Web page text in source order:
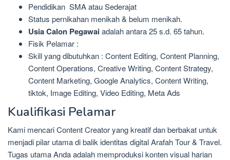
Pendidikan SMA atau Sederajat
Status pernikahan menikah & belum menikah.
Usia Calon Pegawaiadalah antara 25 s.d. 65 tahun.
Fisik Pelamar :
Skill yang dibutuhkan : Content Editing, Content Planning,
Content Operations, Creative Writing, Content Strategy,
Content Marketing, Google Analytics, Content Writing,
tiktok, Image Editing, Video Editing, Meta Ads
Kualifikasi Pelamar
Kami mencari Content Creator yang kreatif dan berbakat untuk
menjadi pilar utama di balik identitas digital Arafah Tour & Travel.
Tugas utama Anda adalah memproduksi konten visual harian